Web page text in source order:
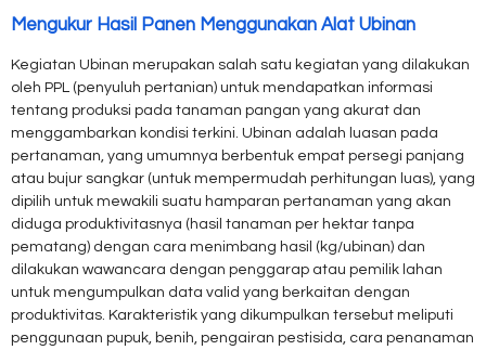
Mengukur Hasil Panen Menggunakan Alat Ubinan
Kegiatan Ubinan merupakan salah satu kegiatan yang dilakukan
oleh PPL (penyuluh pertanian) untuk mendapatkan informasi
tentang produksi pada tanaman pangan yang akurat dan
menggambarkan kondisi terkini. Ubinan adalah luasan pada
pertanaman, yang umumnya berbentuk empat persegi panjang
atau bujur sangkar (untuk mempermudah perhitungan luas), yang
dipilih untuk mewakili suatu hamparan pertanaman yang akan
diduga produktivitasnya (hasil tanaman per hektar tanpa
pematang) dengan cara menimbang hasil (kg/ubinan) dan
dilakukan wawancara dengan penggarap atau pemilik lahan
untuk mengumpulkan data valid yang berkaitan dengan
produktivitas. Karakteristik yang dikumpulkan tersebut meliputi
penggunaan pupuk, benih, pengairan pestisida, cara penanaman